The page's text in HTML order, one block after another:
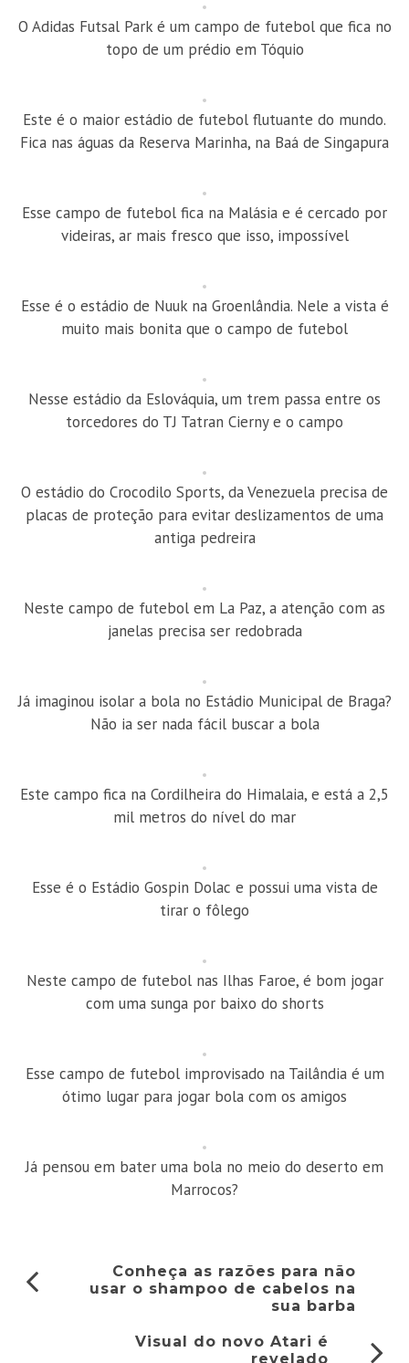
O Adidas Futsal Park é um campo de futebol que fica no
topo de um prédio em Tóquio
Este é o maior estádio de futebol flutuante do mundo.
Fica nas águas da Reserva Marinha, na Baá de Singapura
Esse campo de futebol fica na Malásia e é cercado por
videiras, ar mais fresco que isso, impossível
Esse é o estádio de Nuuk na Groenlândia. Nele a vista é
muito mais bonita que o campo de futebol
Nesse estádio da Eslováquia, um trem passa entre os
torcedores do TJ Tatran Cierny e o campo
O estádio do Crocodilo Sports, da Venezuela precisa de
placas de proteção para evitar deslizamentos de uma
antiga pedreira
Neste campo de futebol em La Paz, a atenção com as
janelas precisa ser redobrada
Já imaginou isolar a bola no Estádio Municipal de Braga?
Não ia ser nada fácil buscar a bola
Este campo fica na Cordilheira do Himalaia, e está a 2,5
mil metros do nível do mar
Esse é o Estádio Gospin Dolac e possui uma vista de
tirar o fôlego
Neste campo de futebol nas Ilhas Faroe, é bom jogar
com uma sunga por baixo do shorts
Esse campo de futebol improvisado na Tailândia é um
ótimo lugar para jogar bola com os amigos
Já pensou em bater uma bola no meio do deserto em
Marrocos?
Conheça as razões para não
usar o shampoo de cabelos na
sua barba
Visual do novo Atari é
revelado